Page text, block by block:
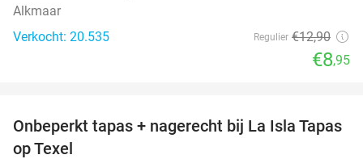
Alkmaar
Verkocht: 20.535
Regulier €12,90
€8,95
26%
Onbeperkt tapas + nagerecht bij La Isla Tapas
op Texel